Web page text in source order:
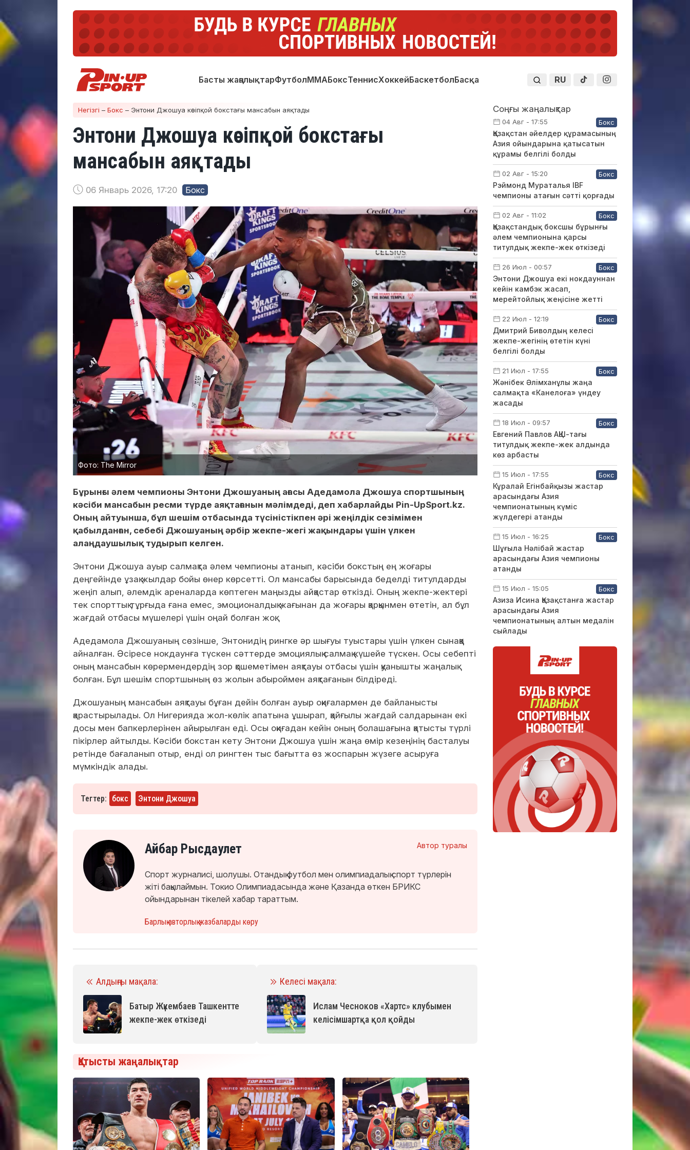
Басты жаңалықтарФутболММАБоксТеннисХоккейБаскетболБасқа RU
Негізгі – Бокс – Энтони Джошуа кәсіпқой бокстағы мансабын аяқтады
Энтони Джошуа кәсіпқой бокстағы
мансабын аяқтады
06 Январь 2026, 17:20 Бокс
Фото: The Mirror
Бұрынғы әлем чемпионы Энтони Джошуаның ағасы Адедамола Джошуа спортшының
кәсіби мансабын ресми түрде аяқтағанын мәлімдеді, деп хабарлайды Pin-UpSport.kz.
Оның айтуынша, бұл шешім отбасында түсіністікпен әрі жеңілдік сезімімен
қабылданған, себебі Джошуаның әрбір жекпе-жегі жақындары үшін үлкен
алаңдаушылық тудырып келген.
Энтони Джошуа ауыр салмақта әлем чемпионы атанып, кәсіби бокстың ең жоғары
деңгейінде ұзақ жылдар бойы өнер көрсетті. Ол мансабы барысында беделді титулдарды
жеңіп алып, әлемдік ареналарда көптеген маңызды айқастар өткізді. Оның жекпе-жектері
тек спорттық тұрғыда ғана емес, эмоционалдық жағынан да жоғары қарқынмен өтетін, ал бұл
жағдай отбасы мүшелері үшін оңай болған жоқ.
Адедамола Джошуаның сөзінше, Энтонидің рингке әр шығуы туыстары үшін үлкен сынаққа
айналған. Әсіресе нокдаунға түскен сәттерде эмоциялық салмақ күшейе түскен. Осы себепті
оның мансабын көрермендердің зор қошеметімен аяқтауы отбасы үшін қуанышты жаңалық
болған. Бұл шешім спортшының өз жолын абыроймен аяқтағанын білдіреді.
Джошуаның мансабын аяқтауы бұған дейін болған ауыр оқиғалармен де байланысты
қарастырылады. Ол Нигерияда жол-көлік апатына ұшырап, қайғылы жағдай салдарынан екі
досы мен бапкерлерінен айырылған еді. Осы оқиғадан кейін оның болашағына қатысты түрлі
пікірлер айтылды. Кәсіби бокстан кету Энтони Джошуа үшін жаңа өмір кезеңінің басталуы
ретінде бағаланып отыр, енді ол рингтен тыс бағытта өз жоспарын жүзеге асыруға
мүмкіндік алады.
Тегтер: бокс Энтони Джошуа
Автор туралы
Айбар Рысдаулет
Спорт журналисі, шолушы. Отандық футбол мен олимпиадалық спорт түрлерін
жіті бақылаймын. Токио Олимпиадасында және Қазанда өткен БРИКС
ойындарынан тікелей хабар тараттым.
Барлық авторлық жазбаларды көру
Алдыңғы мақала:
Батыр Жүкембаев Ташкентте
жекпе-жек өткізеді
Келесі мақала:
Ислам Чесноков «Хартс» клубымен
келісімшартқа қол қойды
Қатысты жаңалықтар
Соңғы жаңалықтар
04 Авг - 17:55 Бокс
Қазақстан әйелдер құрамасының
Азия ойындарына қатысатын
құрамы белгілі болды
02 Авг - 15:20 Бокс
Рэймонд Мураталья IBF
чемпионы атағын сәтті қорғады
02 Авг - 11:02 Бокс
Қазақстандық боксшы бұрынғы
әлем чемпионына қарсы
титулдық жекпе-жек өткізеді
26 Июл - 00:57 Бокс
Энтони Джошуа екі нокдауннан
кейін камбэк жасап,
мерейтойлық жеңісіне жетті
22 Июл - 12:19 Бокс
Дмитрий Биволдың келесі
жекпе-жегінің өтетін күні
белгілі болды
21 Июл - 17:55 Бокс
Жәнібек Әлімханұлы жаңа
салмақта «Канелоға» үндеу
жасады
18 Июл - 09:57 Бокс
Евгений Павлов АҚШ-тағы
титулдық жекпе-жек алдында
көз арбасты
15 Июл - 17:55 Бокс
Кұралай Егінбайқызы жастар
арасындағы Азия
чемпионатының күміс
жүлдегері атанды
15 Июл - 16:25 Бокс
Шұғыла Нәлібай жастар
арасындағы Азия чемпионы
атанды
15 Июл - 15:05 Бокс
Азиза Исина Қазақстанға жастар
арасындағы Азия
чемпионатының алтын медалін
сыйлады